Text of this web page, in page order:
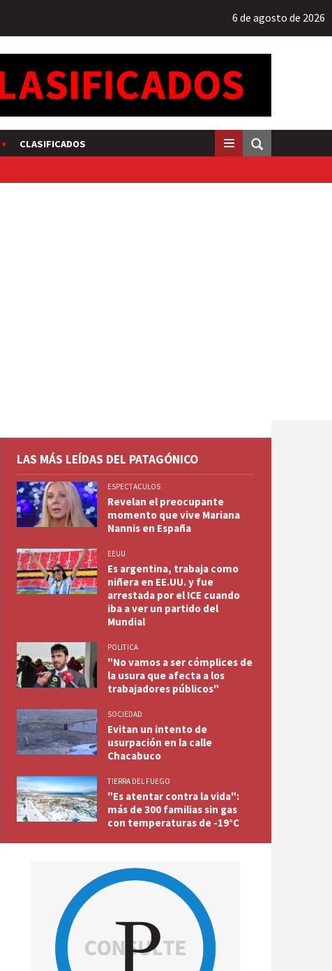
6 de agosto de 2026
CLASIFICADOS
LAS MÁS LEÍDAS DEL PATAGÓNICO
ESPECTACULOS
Revelan el preocupante
momento que vive Mariana
Nannis en España
EEUU
Es argentina, trabaja como
niñera en EE.UU. y fue
arrestada por el ICE cuando
iba a ver un partido del
Mundial
POLITICA
"No vamos a ser cómplices de
la usura que afecta a los
trabajadores públicos"
SOCIEDAD
Evitan un intento de
usurpación en la calle
Chacabuco
TIERRA DEL FUEGO
"Es atentar contra la vida":
más de 300 familias sin gas
con temperaturas de -19°C